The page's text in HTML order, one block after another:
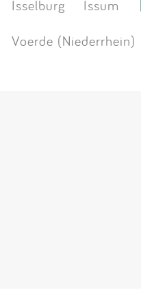
Isselburg Issum
Voerde (Niederrhein)